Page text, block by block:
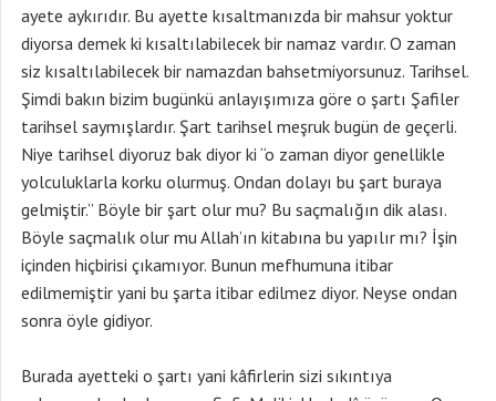
ayete aykırıdır. Bu ayette kısaltmanızda bir mahsur yoktur
diyorsa demek ki kısaltılabilecek bir namaz vardır. O zaman
siz kısaltılabilecek bir namazdan bahsetmiyorsunuz. Tarihsel.
Şimdi bakın bizim bugünkü anlayışımıza göre o şartı Şafiler
tarihsel saymışlardır. Şart tarihsel meşruk bugün de geçerli.
Niye tarihsel diyoruz bak diyor ki “o zaman diyor genellikle
yolculuklarla korku olurmuş. Ondan dolayı bu şart buraya
gelmiştir.” Böyle bir şart olur mu? Bu saçmalığın dik alası.
Böyle saçmalık olur mu Allah’ın kitabına bu yapılır mı? İşin
içinden hiçbirisi çıkamıyor. Bunun mefhumuna itibar
edilmemiştir yani bu şarta itibar edilmez diyor. Neyse ondan
sonra öyle gidiyor.
Burada ayetteki o şartı yani kâfirlerin sizi sıkıntıya